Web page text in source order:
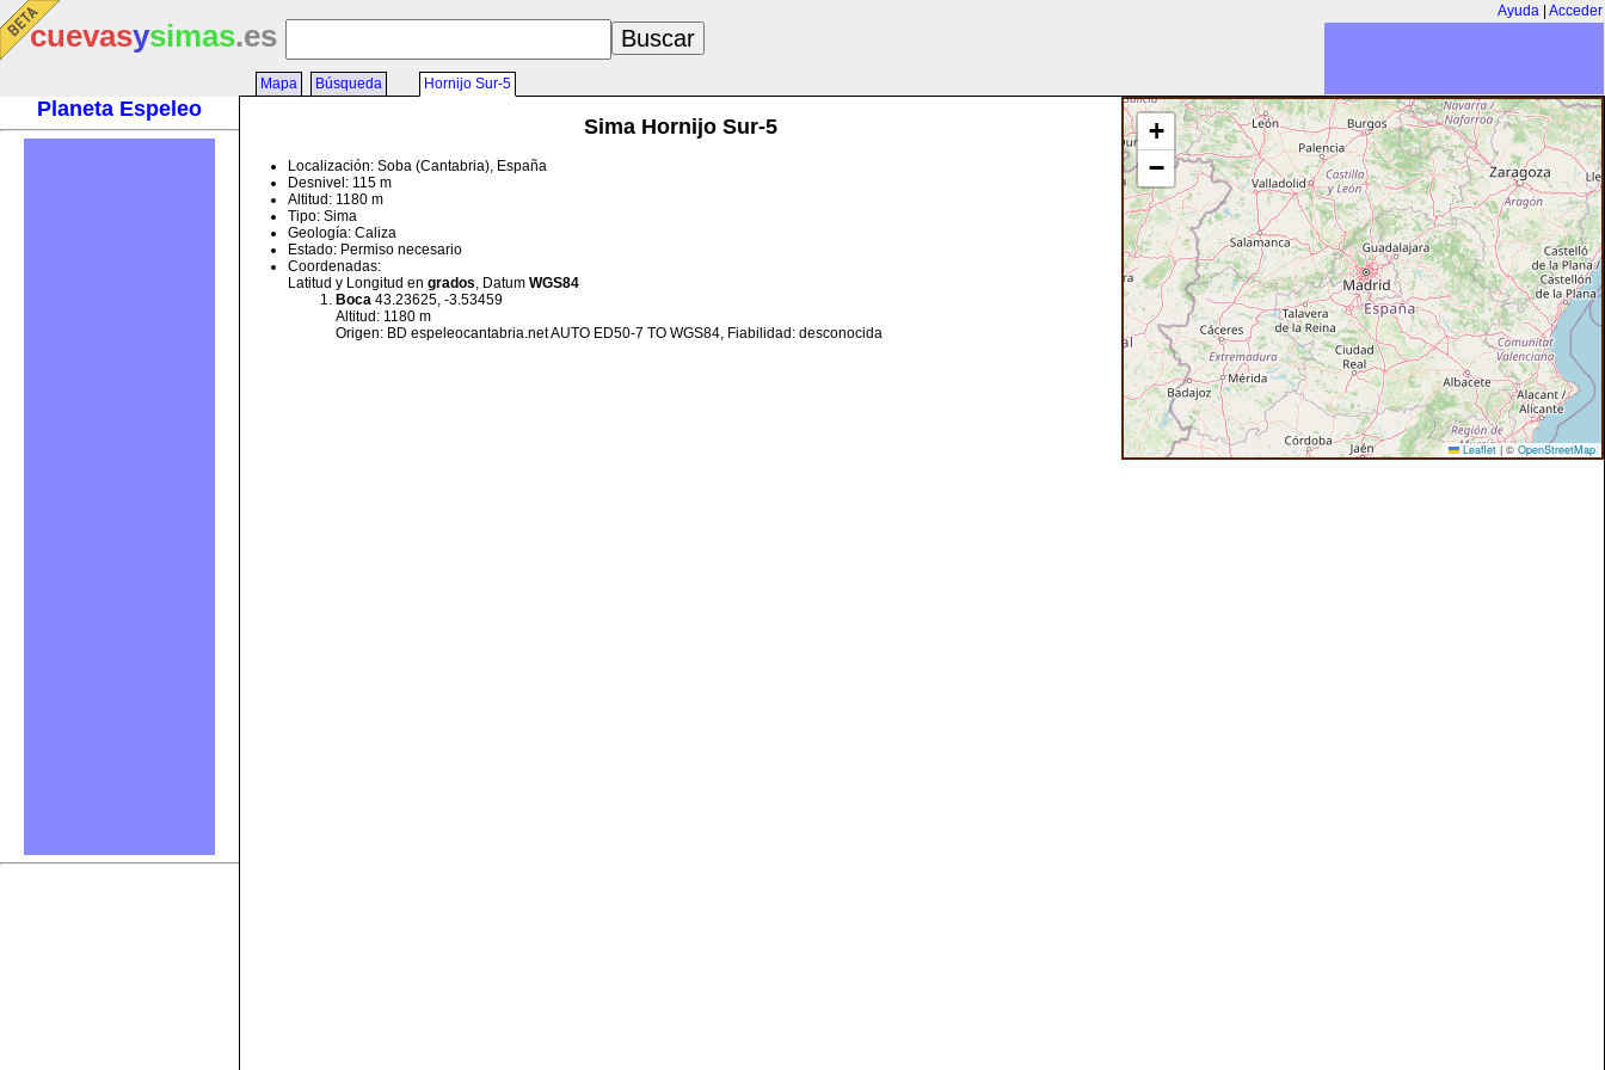
Ayuda Acceder
cuevasysimas.es
Planeta Espeleo
Mapa Búsqueda Hornijo Sur-5
+
−
Leaflet | © OpenStreetMap
Sima Hornijo Sur-5
Localización: Soba (Cantabria), España
Desnivel: 115 m
Altitud: 1180 m
Tipo: Sima
Geología: Caliza
Estado: Permiso necesario
Coordenadas:
Latitud y Longitud en grados, Datum WGS84
Boca 43.23625, -3.53459
Altitud: 1180 m
Origen: BD espeleocantabria.net AUTO ED50-7 TO WGS84, Fiabilidad: desconocida